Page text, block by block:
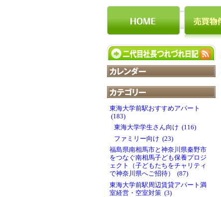
東海大学前駅おすすめアパート
(183)
東海大学学生さん向け (116)
ファミリー向け (23)
福島県南相馬市と神奈川県秦野市
をつなぐ南相馬子ども保養プロジ
ェクト（子どもたちをチャリティ
で神奈川県へご招待） (87)
東海大学前駅周辺賃貸アパート満
室経営・空室対策 (3)